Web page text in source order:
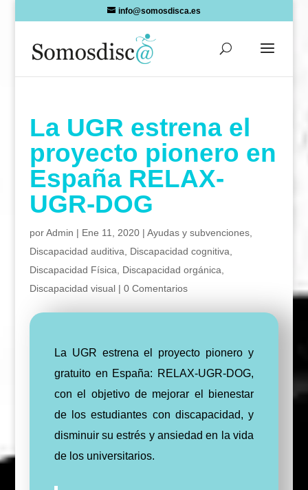
info@somosdisca.es
La UGR estrena el
proyecto pionero en
España RELAX-
UGR-DOG
porAdmin | Ene 11, 2020| Ayudas y subvenciones,
Discapacidad auditiva
Discapacidad cognitiva
Discapacidad Física
Discapacidad orgánica
Discapacidad visual| 0 Comentarios
La UGR estrena el proyecto pionero y
gratuito en España: RELAX-UGR-DOG,
con el objetivo de mejorar el bienestar
de los estudiantes con discapacidad, y
disminuir su estrés y ansiedad en la vida
de los universitarios.